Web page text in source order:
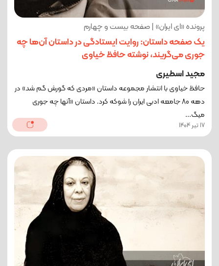
پرونده «ای ایران» | صفحه بیست و چهارم
یک صفحه داستان: روایت ایستادگی در داستان آن‌ها چه
جوری می‌گریند، نوشته حافظ خیاوی
مجید اسطیری
حافظ خیاوی با انتشار مجموعه داستان «مردی که گورش گم شد» در
دهه 80 جامعه ادبی ایران را شوکه کرد. داستان «آنها چه جوری
میگ...
17 تیر 1404